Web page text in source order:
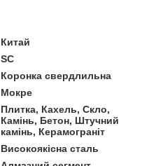
Китай
SC
Коронка свердлильна
Мокре
Плитка, Кахель, Скло,
Камінь, Бетон, Штучний
камінь, Керамограніт
Високоякісна сталь